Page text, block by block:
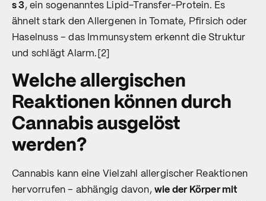
s 3, ein sogenanntes Lipid-Transfer-Protein. Es
ähnelt stark den Allergenen in Tomate, Pfirsich oder
Haselnuss – das Immunsystem erkennt die Struktur
und schlägt Alarm.[2]
Welche allergischen
Reaktionen können durch
Cannabis ausgelöst
werden?
Cannabis kann eine Vielzahl allergischer Reaktionen
hervorrufen – abhängig davon, wie der Körper mit